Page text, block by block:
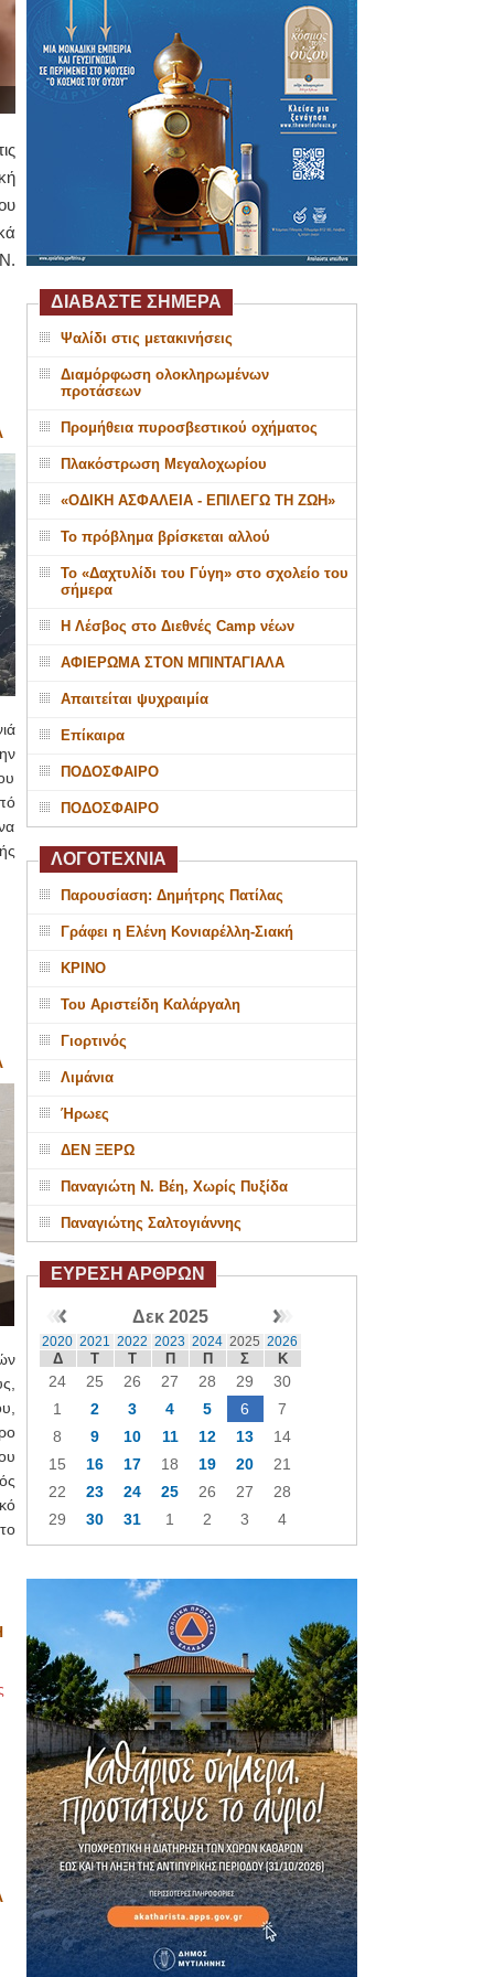
ΔΙΑΒΑΣΤΕ ΣΗΜΕΡΑ
Ψαλίδι στις μετακινήσεις
Διαμόρφωση ολοκληρωμένων
προτάσεων
Προμήθεια πυροσβεστικού οχήματος
Πλακόστρωση Μεγαλοχωρίου
«ΟΔΙΚΗ ΑΣΦΑΛΕΙΑ - ΕΠΙΛΕΓΩ ΤΗ ΖΩΗ»
Το πρόβλημα βρίσκεται αλλού
Το «Δαχτυλίδι του Γύγη» στο σχολείο του
σήμερα
Η Λέσβος στο Διεθνές Camp νέων
ΑΦΙΕΡΩΜΑ ΣΤΟΝ ΜΠΙΝΤΑΓΙΑΛΑ
Απαιτείται ψυχραιμία
Επίκαιρα
ΠΟΔΟΣΦΑΙΡΟ
ΠΟΔΟΣΦΑΙΡΟ
ΛΟΓΟΤΕΧΝΙΑ
Παρουσίαση: Δημήτρης Πατίλας
Γράφει η Ελένη Κονιαρέλλη-Σιακή
ΚΡΙΝΟ
Του Αριστείδη Καλάργαλη
Γιορτινός
Λιμάνια
Ήρωες
ΔΕΝ ΞΕΡΩ
Παναγιώτη Ν. Βέη, Χωρίς Πυξίδα
Παναγιώτης Σαλτογιάννης
ΕΥΡΕΣΗ ΑΡΘΡΩΝ
Δεκ 2025
2020 2021 2022 2023 2024 2025 2026
Δ Τ Τ Π Π Σ Κ
24 25 26 27 28 29
30
1
2 3 4 5 6
7
8
9 10 11 12 13
14
15
16 17 18 19 20
21
22
23 24 25 26 27
28
29
30 31 1 2 3 4